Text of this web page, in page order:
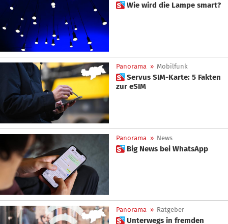
 Wie wird die Lampe smart?
Panorama » Mobilfunk
 Servus SIM-Karte: 5 Fakten
zur eSIM
Panorama » News
 Big News bei WhatsApp
Panorama » Ratgeber
 Unterwegs in fremden